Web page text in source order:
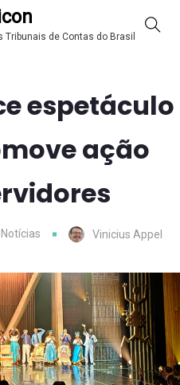
de Contas do Brasil
espetáculo
ação
Notícias Vinicius Appel